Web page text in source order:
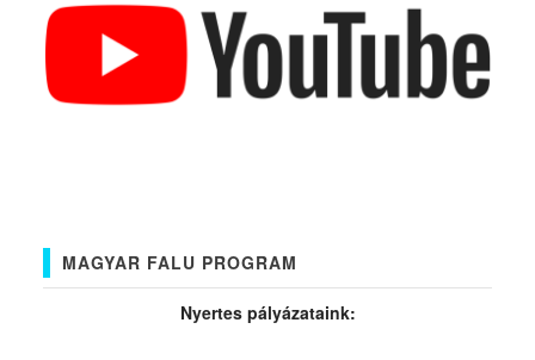
MAGYAR FALU PROGRAM
Nyertes pályázataink: